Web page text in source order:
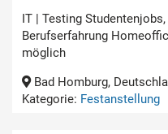
IT | Testing
Berufserfahrung
möglich
Bad Homburg,
Kategorie: Festanstellung